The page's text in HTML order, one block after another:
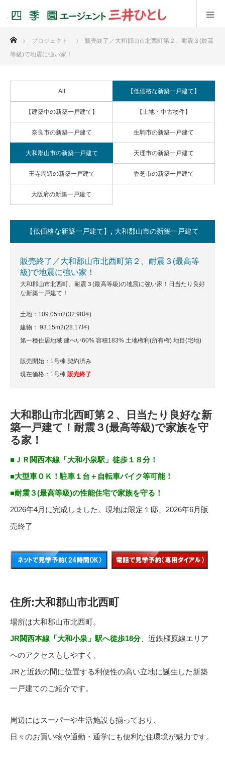
プロジェクト
販売終了／大和郡山市北西町第２、耐震３(最高
等級)で地震に強い家！
All 【低価格な新築一戸建て】
【建築中の新築一戸建て】 【土地・中古物件】
奈良市の新築一戸建て 生駒市の新築一戸建て
大和郡山市の新築一戸建て 天理市の新築一戸建て
王寺周辺の新築一戸建て 香芝市の新築一戸建て
大阪府の新築一戸建て
【低価格な新築一戸建て】 , 大和郡山市の新築一戸建て
販売終了／大和郡山市北西町第２、耐震３(最高等
級)で地震に強い家！
大和郡山市北西町、耐震３(最高等級)の地震に強い家！日当たり良好
な新築一戸建て！
土地：109.05m2(32.98坪)
建物： 93.15m2(28.17坪)
第一種住居地域 建ぺい60% 容積183% 土地権利(所有権) 地目(宅地)
販売開始：1号棟 契約済み
現在価格：1号棟 販売終了
大和郡山市北西町第２、日当たり良好な新
築一戸建て！耐震３(最高等級)で家族を守
る家！
■ＪＲ関西本線「大和小泉駅」徒歩１８分！
■大型車ＯＫ！駐車１台＋自転車バイク等可能！
■耐震３(最高等級)の性能住宅で家族を守る！
2026年4月に完成しました。現地は限定１邸、2026年6月販
売終了
住所:大和郡山市北西町
場所は大和郡山市北西町。
JR関西本線「大和小泉」駅へ徒歩18分、近鉄橿原線エリア
へのアクセスもしやすく、
JRと近鉄の間に位置する利便性の高い立地に誕生した新築
一戸建てのご紹介です。
周辺にはスーパーや生活施設も揃っており、
日々のお買い物や通勤・通学にも便利な住環境が魅力です。